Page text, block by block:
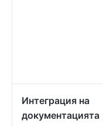
Интеграция на
документацията